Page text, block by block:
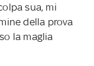
sua, mi
della prova
la maglia